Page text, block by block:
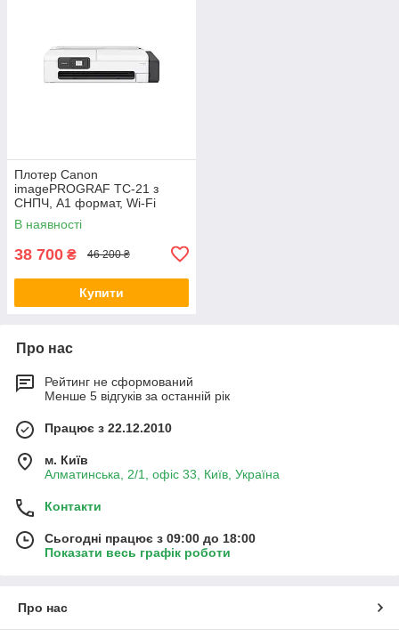
Плотер Canon
imagePROGRAF TC-21 з
СНПЧ, A1 формат, Wi-Fi
В наявності
38 700 ₴ 46 200 ₴
Купити
Про нас
Рейтинг не сформований
Менше 5 відгуків за останній рік
Працює з 22.12.2010
м. Київ
Алматинська, 2/1, офіс 33, Київ, Україна
Контакти
Сьогодні працює з 09:00 до 18:00
Показати весь графік роботи
Про нас